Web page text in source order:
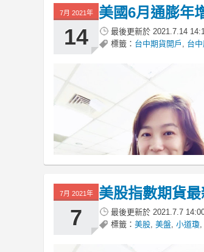
7月 2021年
14
美國6月通膨年
最後更新於 2021.7.14
標籤： 台中期貨開戶 台
7月 2021年
7
美股指數期貨
最後更新於 2021.7.7
標籤： 美股 美盤 小道瓊